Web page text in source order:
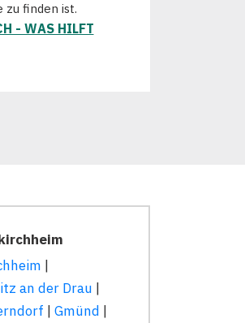
zu finden ist.
- WAS HILFT
|
an der Drau |
| Gmünd |